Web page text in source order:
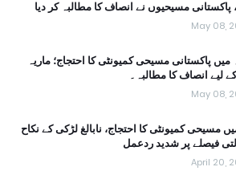
پاکستانی مسیحیوں نے انصاف کا مطالبہ کر دیا
May 08,
میں پاکستانی مسیحی کمیونٹی کا احتجاج؛ ماریہ
لیے انصاف کا مطالبہ۔
May 08,
مسیحی کمیونٹی کا احتجاج، نابالغ لڑکی کے نکاح
فیصلے پر شدید ردعمل
April 20,